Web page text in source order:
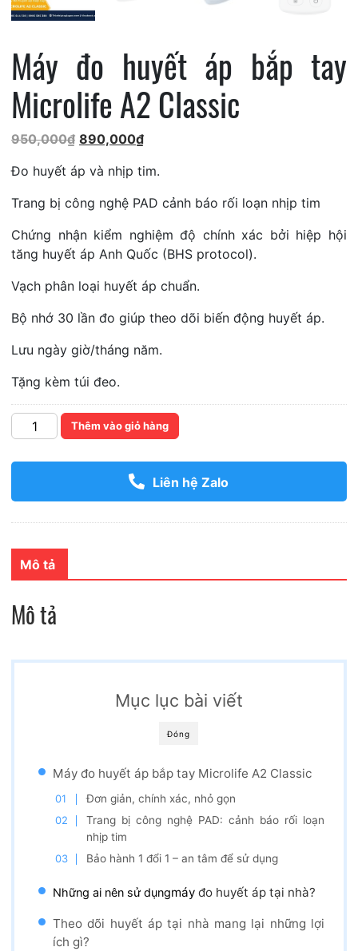
Máy đo huyết áp bắp tay
Microlife A2 Classic
950,000₫ Giá
là:
950,000₫.
890,000₫Giá
tại
là:
Đo huyết áp và nhịp tim.
Trang bị công nghệ PAD cảnh báo rối loạn nhịp tim
Chứng nhận kiểm nghiệm độ chính xác bởi hiệp hội
tăng huyết áp Anh Quốc (BHS protocol).
Vạch phân loại huyết áp chuẩn.
Bộ nhớ 30 lần đo giúp theo dõi biến động huyết áp.
Lưu ngày giờ/tháng năm.
Tặng kèm túi đeo.
lượng
Thêm vào giỏ hàng
Liên hệ Zalo
Mô tả
Mô tả
Đóng
Mục lục bài viết
Máy đo huyết áp bắp tay Microlife A2 Classic
Đơn giản, chính xác, nhỏ gọn
Trang bị công nghệ PAD: cảnh báo rối loạn
nhịp tim
Bảo hành 1 đổi 1 – an tâm để sử dụng
Những ai nên sử dụngmáyđo huyết áp tại nhà?
Theo dõi huyết áp tại nhà mang lại những lợi
ích gì?